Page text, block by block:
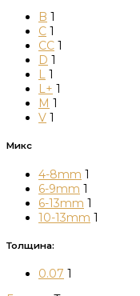
B 1
C 1
CC 1
D 1
L 1
L+ 1
M 1
V 1
Микс
4-8mm 1
6-9mm 1
6-13mm 1
10-13mm 1
Толщина:
0.07 1